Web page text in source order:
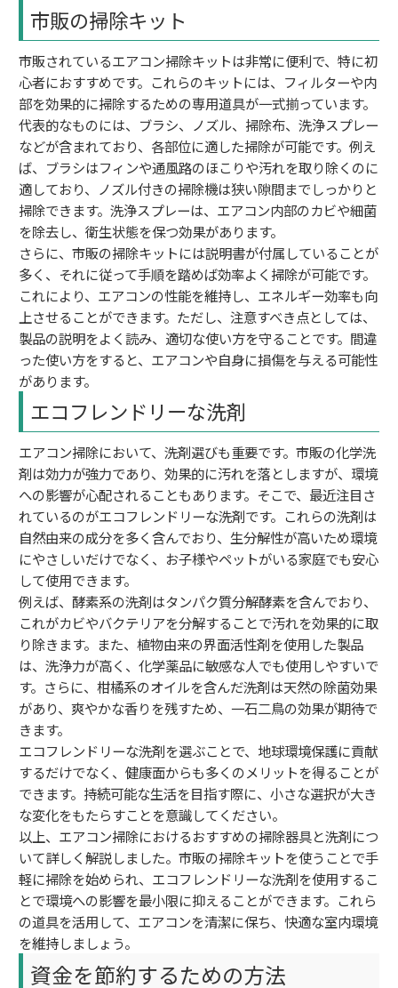
市販の掃除キット
市販されているエアコン掃除キットは非常に便利で、特に初
心者におすすめです。これらのキットには、フィルターや内
部を効果的に掃除するための専用道具が一式揃っています。
代表的なものには、ブラシ、ノズル、掃除布、洗浄スプレー
などが含まれており、各部位に適した掃除が可能です。例え
ば、ブラシはフィンや通風路のほこりや汚れを取り除くのに
適しており、ノズル付きの掃除機は狭い隙間までしっかりと
掃除できます。洗浄スプレーは、エアコン内部のカビや細菌
を除去し、衛生状態を保つ効果があります。
さらに、市販の掃除キットには説明書が付属していることが
多く、それに従って手順を踏めば効率よく掃除が可能です。
これにより、エアコンの性能を維持し、エネルギー効率も向
上させることができます。ただし、注意すべき点としては、
製品の説明をよく読み、適切な使い方を守ることです。間違
った使い方をすると、エアコンや自身に損傷を与える可能性
があります。
エコフレンドリーな洗剤
エアコン掃除において、洗剤選びも重要です。市販の化学洗
剤は効力が強力であり、効果的に汚れを落としますが、環境
への影響が心配されることもあります。そこで、最近注目さ
れているのがエコフレンドリーな洗剤です。これらの洗剤は
自然由来の成分を多く含んでおり、生分解性が高いため環境
にやさしいだけでなく、お子様やペットがいる家庭でも安心
して使用できます。
例えば、酵素系の洗剤はタンパク質分解酵素を含んでおり、
これがカビやバクテリアを分解することで汚れを効果的に取
り除きます。また、植物由来の界面活性剤を使用した製品
は、洗浄力が高く、化学薬品に敏感な人でも使用しやすいで
す。さらに、柑橘系のオイルを含んだ洗剤は天然の除菌効果
があり、爽やかな香りを残すため、一石二鳥の効果が期待で
きます。
エコフレンドリーな洗剤を選ぶことで、地球環境保護に貢献
するだけでなく、健康面からも多くのメリットを得ることが
できます。持続可能な生活を目指す際に、小さな選択が大き
な変化をもたらすことを意識してください。
以上、エアコン掃除におけるおすすめの掃除器具と洗剤につ
いて詳しく解説しました。市販の掃除キットを使うことで手
軽に掃除を始められ、エコフレンドリーな洗剤を使用するこ
とで環境への影響を最小限に抑えることができます。これら
の道具を活用して、エアコンを清潔に保ち、快適な室内環境
を維持しましょう。
資金を節約するための方法